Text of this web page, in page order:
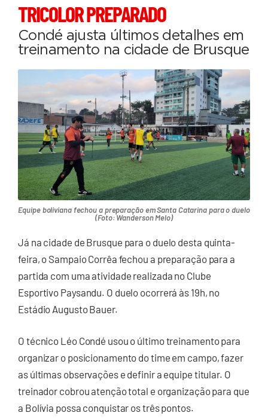
TRICOLOR PREPARADO
Condé ajusta últimos detalhes em
treinamento na cidade de Brusque
Equipe boliviana fechou a preparação em Santa Catarina para o duelo
(Foto: Wanderson Melo)
Já na cidade de Brusque para o duelo desta quinta-
feira, o Sampaio Corrêa fechou a preparação para a
partida com uma atividade realizada no Clube
Esportivo Paysandu. O duelo ocorrerá às 19h, no
Estádio Augusto Bauer.
O técnico Léo Condé usou o último treinamento para
organizar o posicionamento do time em campo, fazer
as últimas observações e definir a equipe titular. O
treinador cobrou atenção total e organização para que
a Bolívia possa conquistar os três pontos.